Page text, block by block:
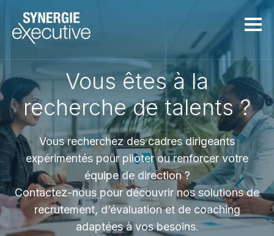
Vous êtes à la
recherche de talents ?
Vous recherchez des cadres dirigeants
expérimentés pour piloter ou renforcer votre
équipe de direction ?
Contactez-nous pour découvrir nos solutions de
recrutement, d’évaluation et de coaching
adaptées à vos besoins.